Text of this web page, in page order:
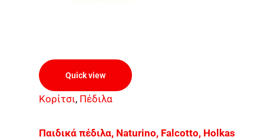
Quick view
Κορίτσι, Πέδιλα
Παιδικά πέδιλα, Naturino, Falcotto, Holkas